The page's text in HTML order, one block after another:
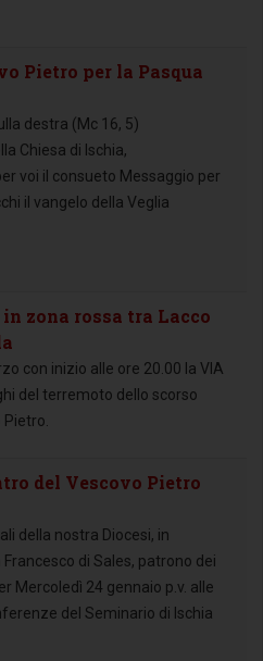
Pietro per la Pasqua
destra (Mc 16, 5)
Chiesa di Ischia,
voi il consueto Messaggio per
il vangelo della Veglia
zona rossa tra Lacco
con inizio alle ore 20.00 la VIA
del terremoto dello scorso
del Vescovo Pietro
della nostra Diocesi, in
di Sales, patrono dei
Mercoledì 24 gennaio p.v. alle
del Seminario di Ischia